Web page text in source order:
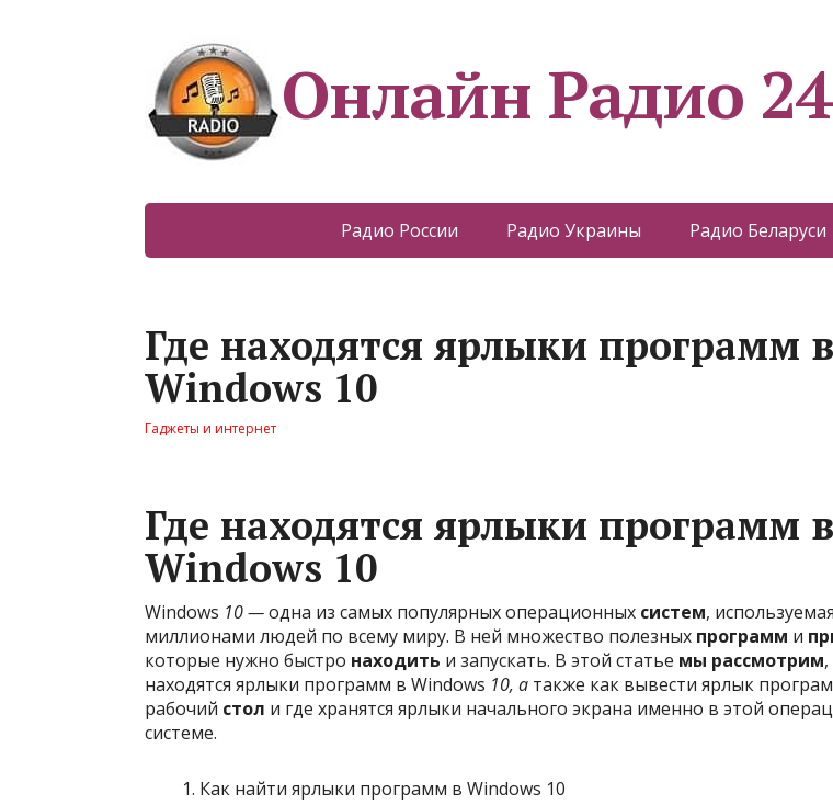
Онлайн Радио 24
Радио России Радио Украины Радио Беларуси
Где находятся ярлыки программ в
Windows 10
Гаджеты и интернет
Где находятся ярлыки программ в
Windows 10
Windows 10 —одна из самых популярных операционных систем, используемая
миллионами людей по всему миру. В ней множество полезных программ и
которые нужно быстро находить и запускать. В этой статье мы рассмотрим
находятся ярлыки программ в Windows 10, а также как вывести ярлык
рабочий стол и где хранятся ярлыки начального экрана именно в этой
системе.
Как найти ярлыки программ в Windows 10